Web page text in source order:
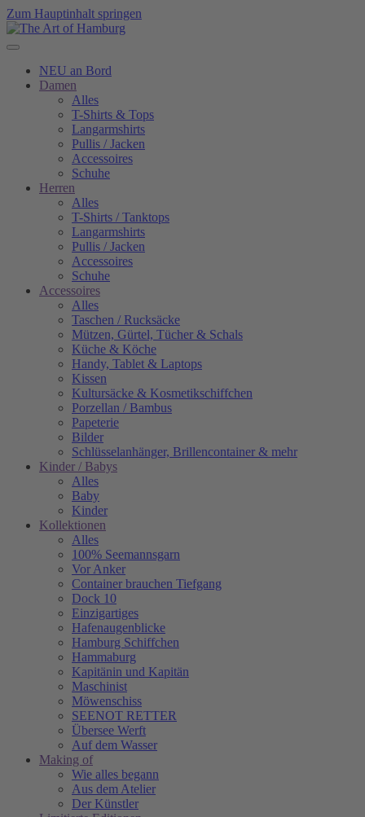
Zum Hauptinhalt springen
NEU an Bord
Damen
Alles
T-Shirts & Tops
Langarmshirts
Pullis / Jacken
Accessoires
Schuhe
Herren
Alles
T-Shirts / Tanktops
Langarmshirts
Pullis / Jacken
Accessoires
Schuhe
Accessoires
Alles
Taschen / Rucksäcke
Mützen, Gürtel, Tücher & Schals
Küche & Köche
Handy, Tablet & Laptops
Kissen
Kultursäcke & Kosmetikschiffchen
Porzellan / Bambus
Papeterie
Bilder
Schlüsselanhänger, Brillencontainer & mehr
Kinder / Babys
Alles
Baby
Kinder
Kollektionen
Alles
100% Seemannsgarn
Vor Anker
Container brauchen Tiefgang
Dock 10
Einzigartiges
Hafenaugen­blicke
Hamburg Schiffchen
Hammaburg
Kapitänin und Kapitän
Maschinist
Möwenschiss
SEENOT RETTER
Übersee Werft
Auf dem Wasser
Making of
Wie alles begann
Aus dem Atelier
Der Künstler